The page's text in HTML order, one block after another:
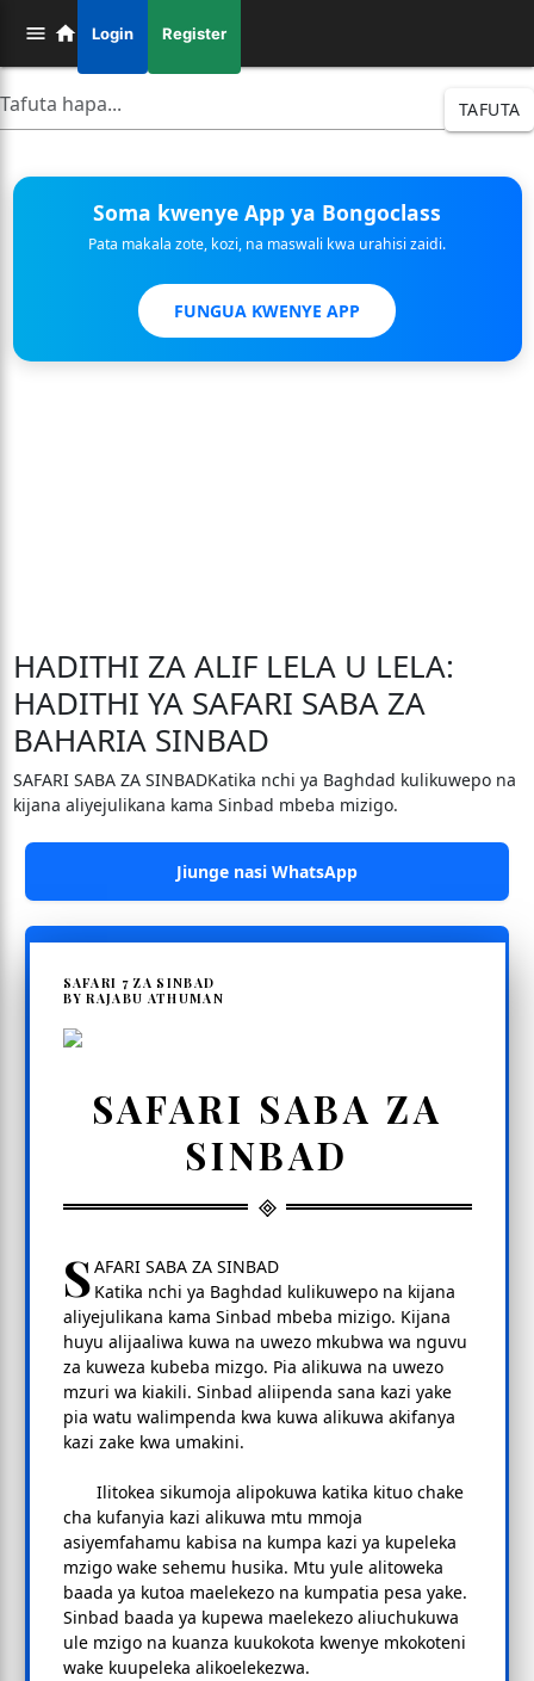
Login Register
TAFUTA
Soma kwenye App ya Bongoclass
Pata makala zote, kozi, na maswali kwa urahisi zaidi.
FUNGUA KWENYE APP
HADITHI ZA ALIF LELA U LELA:
HADITHI YA SAFARI SABA ZA
BAHARIA SINBAD
SAFARI SABA ZA SINBADKatika nchi ya Baghdad kulikuwepo na
kijana aliyejulikana kama Sinbad mbeba mizigo.
Jiunge nasi WhatsApp
SAFARI 7 ZA SINBAD
BY RAJABU ATHUMAN
SAFARI SABA ZA
SINBAD
SAFARI SABA ZA SINBAD
Katika nchi ya Baghdad kulikuwepo na kijana
aliyejulikana kama Sinbad mbeba mizigo. Kijana
huyu alijaaliwa kuwa na uwezo mkubwa wa nguvu
za kuweza kubeba mizgo. Pia alikuwa na uwezo
mzuri wa kiakili. Sinbad aliipenda sana kazi yake
pia watu walimpenda kwa kuwa alikuwa akifanya
kazi zake kwa umakini.
Ilitokea sikumoja alipokuwa katika kituo chake
cha kufanyia kazi alikuwa mtu mmoja
asiyemfahamu kabisa na kumpa kazi ya kupeleka
mzigo wake sehemu husika. Mtu yule alitoweka
baada ya kutoa maelekezo na kumpatia pesa yake.
Sinbad baada ya kupewa maelekezo aliuchukuwa
ule mzigo na kuanza kuukokota kwenye mkokoteni
wake kuupeleka alikoelekezwa.